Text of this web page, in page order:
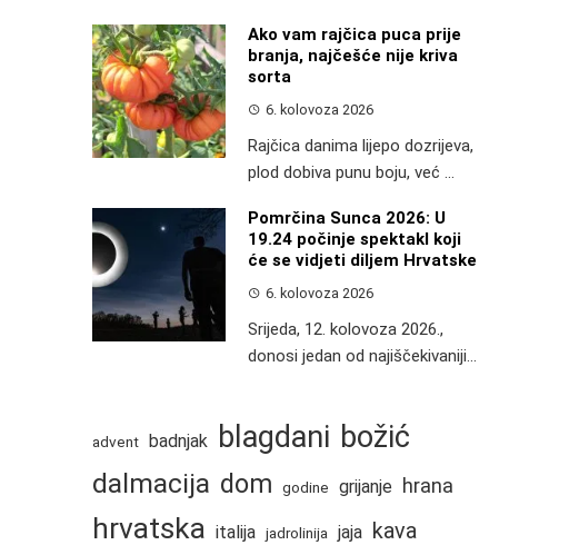
Ako vam rajčica puca prije
branja, najčešće nije kriva
sorta
6. kolovoza 2026
Rajčica danima lijepo dozrijeva,
plod dobiva punu boju, već ...
Pomrčina Sunca 2026: U
19.24 počinje spektakl koji
će se vidjeti diljem Hrvatske
6. kolovoza 2026
Srijeda, 12. kolovoza 2026.,
donosi jedan od najiščekivaniji...
advent badnjak blagdani božić
dalmacija dom godine grijanje hrana
hrvatska italija jadrolinija jaja kava